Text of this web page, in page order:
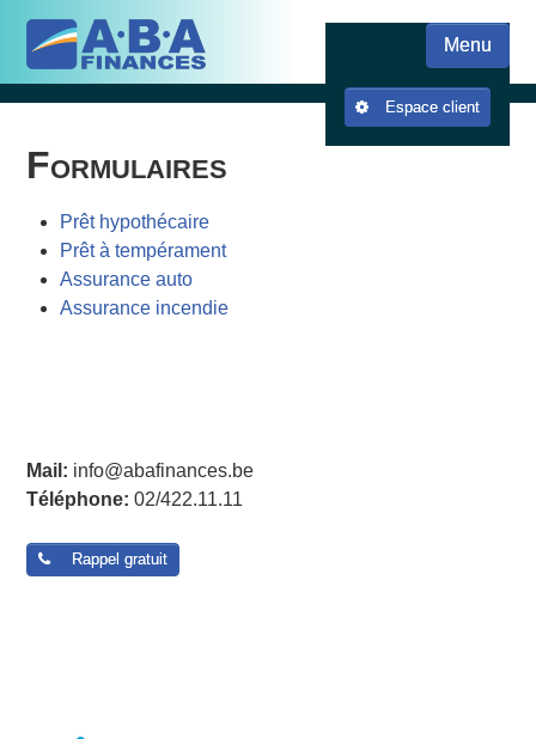
main
content
Skip to contentMenu
Espace client
Formulaires
Prêt hypothécaire
Prêt à tempérament
Assurance auto
Assurance incendie
Mail: info@abafinances.be
Téléphone: 02/422.11.11
Rappel gratuit